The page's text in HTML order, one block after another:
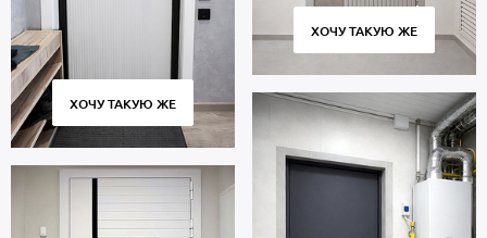
ХОЧУ ТАКУЮ ЖЕ
ХОЧУ ТАКУЮ ЖЕ